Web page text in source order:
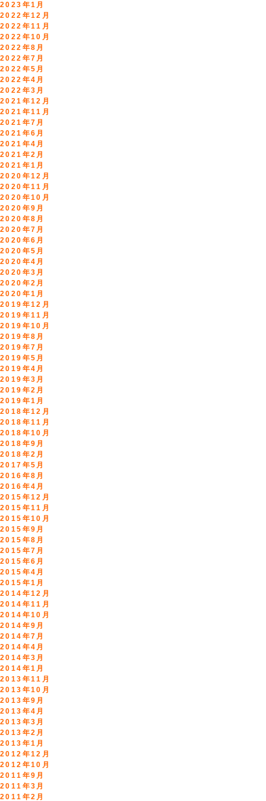
2023年1月
2022年12月
2022年11月
2022年10月
2022年8月
2022年7月
2022年5月
2022年4月
2022年3月
2021年12月
2021年11月
2021年7月
2021年6月
2021年4月
2021年2月
2021年1月
2020年12月
2020年11月
2020年10月
2020年9月
2020年8月
2020年7月
2020年6月
2020年5月
2020年4月
2020年3月
2020年2月
2020年1月
2019年12月
2019年11月
2019年10月
2019年8月
2019年7月
2019年5月
2019年4月
2019年3月
2019年2月
2019年1月
2018年12月
2018年11月
2018年10月
2018年9月
2018年2月
2017年5月
2016年8月
2016年4月
2015年12月
2015年11月
2015年10月
2015年9月
2015年8月
2015年7月
2015年6月
2015年4月
2015年1月
2014年12月
2014年11月
2014年10月
2014年9月
2014年7月
2014年4月
2014年3月
2014年1月
2013年11月
2013年10月
2013年9月
2013年4月
2013年3月
2013年2月
2013年1月
2012年12月
2012年10月
2011年9月
2011年3月
2011年2月